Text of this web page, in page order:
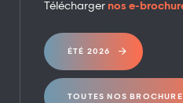
Télécharger nos e-
ÉTÉ 2026
TOUTES NOS